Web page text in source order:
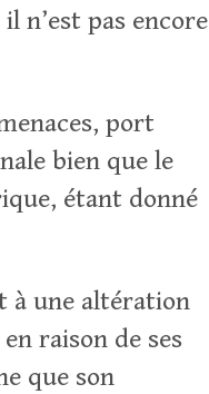
n’est pas encore
port
bien que le
étant donné
à une altération
raison de ses
que son